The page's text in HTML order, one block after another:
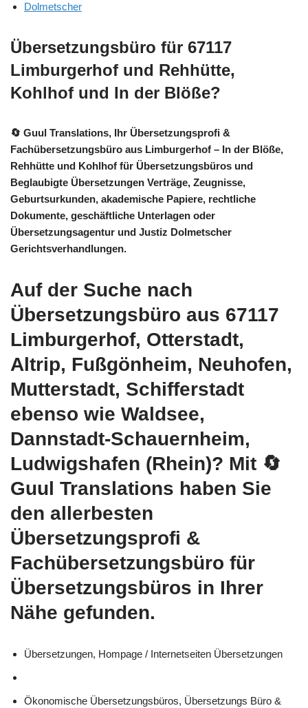
Dolmetscher
Übersetzungsbüro für 67117
Limburgerhof und Rehhütte,
Kohlhof und In der Blöße?
🔄 Guul Translations, Ihr Übersetzungsprofi &
Fachübersetzungsbüro aus Limburgerhof – In der Blöße,
Rehhütte und Kohlhof für Übersetzungsbüros und
Beglaubigte Übersetzungen Verträge, Zeugnisse,
Geburtsurkunden, akademische Papiere, rechtliche
Dokumente, geschäftliche Unterlagen oder
Übersetzungsagentur und Justiz Dolmetscher
Gerichtsverhandlungen.
Auf der Suche nach
Übersetzungsbüro aus 67117
Limburgerhof, Otterstadt,
Altrip, Fußgönheim, Neuhofen,
Mutterstadt, Schifferstadt
ebenso wie Waldsee,
Dannstadt-Schauernheim,
Ludwigshafen (Rhein)? Mit 🔄
Guul Translations haben Sie
den allerbesten
Übersetzungsprofi &
Fachübersetzungsbüro für
Übersetzungsbüros in Ihrer
Nähe gefunden.
Übersetzungen, Hompage / Internetseiten Übersetzungen
Ökonomische Übersetzungsbüros, Übersetzungs Büro &